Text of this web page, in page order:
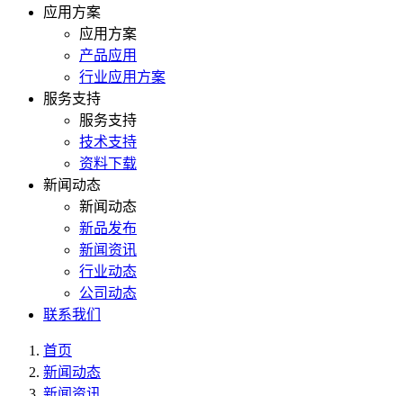
应用方案
应用方案
产品应用
行业应用方案
服务支持
服务支持
技术支持
资料下载
新闻动态
新闻动态
新品发布
新闻资讯
行业动态
公司动态
联系我们
首页
新闻动态